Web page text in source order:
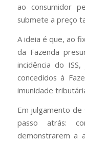
ao consumidor
submete a preço
A ideia é que, ao
da Fazenda
incidência do
concedidos à
imunidade
Em julgamento
passo atrás:
demonstrarem a